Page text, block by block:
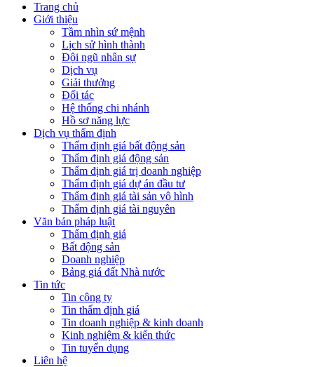
Trang chủ
Giới thiệu
Tầm nhìn sứ mệnh
Lịch sử hình thành
Đội ngũ nhân sự
Dịch vụ
Giải thưởng
Đối tác
Hệ thống chi nhánh
Hồ sơ năng lực
Dịch vụ thẩm định
Thẩm định giá bất động sản
Thẩm định giá động sản
Thẩm định giá trị doanh nghiệp
Thẩm định giá dự án đầu tư
Thẩm định giá tài sản vô hình
Thẩm định giá tài nguyên
Văn bản pháp luật
Thẩm định giá
Bất động sản
Doanh nghiệp
Bảng giá đất Nhà nước
Tin tức
Tin công ty
Tin thẩm định giá
Tin doanh nghiệp & kinh doanh
Kinh nghiệm & kiến thức
Tin tuyển dụng
Liên hệ